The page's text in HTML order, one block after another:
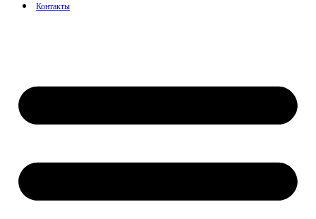
Контакты